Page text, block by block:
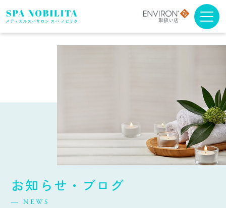
メニュー・料金
スパノビリタについて
取扱商品について
お知らせ・ブログ
NEWS